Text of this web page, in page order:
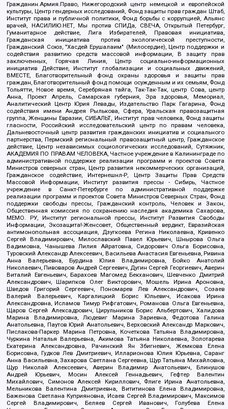
Гражданин.Армия.Право, Нижегородский центр немецкой и европейской
культуры, Центр гендерных исследований, Фонд защиты прав граждан Штаб,
Институт права и публичной политики, Фонд борьбы с коррупцией, Альянс
врачей, НАСИЛИЮ.НЕТ, Мы против СПИДа, СВЕЧА, Открытый Петербург,
Гуманитарное действие, Лига Избирателей, Правовая инициатива,
Гражданская инициатива против экологической преступности,
Гражданский Союз, "Хасдей Ерушалаим" (Милосердие), Центр поддержки и
содействия развитию средств массовой информации, В защиту прав
заключенных, Горячая Линия, Центр социально-информационных
инициатив Действие, Институт глобализации и социальных движений,
ВМЕСТЕ, Благотворительный фонд охраны здоровья и защиты прав
граждан, Благотворительный фонд помощи осужденным и их семьям, Фонд
Тольятти, Новое время, Серебряная тайга, Так-Так-Так, центр Сова, центр
Анна, Проект Апрель, Самарская губерния, Эра здоровья, Мемориал,
Аналитический Центр Юрия Левады, Издательство Парк Гагарина, Фонд
содействия имени Андрея Рылькова, Сфера, Уральская правозащитная
группа, Женщины Евразии, СИБАЛЬТ, Институт прав человека, Фонд защиты
гласности, Российский исследовательский центр по правам человека,
Дальневосточный центр развития гражданских инициатив и социального
партнерства, Пермский региональный правозащитный центр, Гражданское
действие, Центр независимых социологических исследований, Сутяжник,
АКАДЕМИЯ ПО ПРАВАМ ЧЕЛОВЕКА, Частное учреждение в Калининграде по
административной поддержке реализации программ и проектов Совета
Министров северных стран, Центр развития некоммерческих организаций,
Гражданское содействие, Интернешнл-Р, Центр Защиты Прав Средств
Массовой Информации, Институт развития прессы - Сибирь, Частное
учреждение в Санкт-Петербурге по административной поддержке
реализации программ и проектов Совета Министров Северных Стран, Фонд
поддержки свободы прессы, Гражданский контроль, Человек и Закон,
Общественная комиссия по сохранению наследия академика Сахарова,
МЕМО. РУ, Институт региональной прессы, Институт Развития Свободы
Информации, Экозащита!-Женсовет, Общественный вердикт, Евразийская
антимонопольная ассоциация, Дзугкоева Регина Николаевна, Кривенко
Сергей Владимирович, Милославский Павел Юрьевич, Шнырова Ольга
Вадимовна, Чанышева Лилия Айратовна, Сидорович Ольга Борисовна,
Туровский Александр Алексеевич, Васильева Анастасия Евгеньевна, Ривина
Анна Валерьевна, Бурдина Юлия Владимировна, Бойко Анатолий
Николаевич, Пивоваров Андрей Сергеевич, Дугин Сергей Георгиевич, Аверин
Виталий Евгеньевич, Барахоев Магомед Бекханович, Шевченко Дмитрий
Александрович, Шарипков Олег Викторович, Мошель Ирина Ароновна,
Шведов Григорий Сергеевич, Пономарев Лев Александрович, Созаев
Валерий Валерьевич, Каргалицкий Борис Юльевич, Исакова Ирина
Александровна, Исламов Тимур Рифгатович, Романова Ольга Евгеньевна,
Щаров Сергей Алексадрович, Цирульников Борис Альбертович, Халидова
Марина Владимировна, Людевиг Марина Зариевна, Федотова Галина
Анатольевна, Паутов Юрий Анатольевич, Верховский Александр Маркович,
Пислакова-Паркер Марина Петровна, Кочеткова Татьяна Владимировна,
Чуркина Наталья Валерьевна, Акимова Татьяна Николаевна, Золотарева
Екатерина Александровна, Рачинский Ян Збигневич, Жемкова Елена
Борисовна, Гудков Лев Дмитриевич, Илларионова Юлия Юрьевна, Саранг
Анна Васильевна, Захарова Светлана Сергеевна, Щур Татьяна Михайловна,
Щур Николай Алексеевич, Аверин Владимир Анатольевич, Блинушов
Андрей Юрьевич, Мосин Алексей Геннадьевич, Гефтер Валентин
Михайлович, Симонов Алексей Кириллович, Флиге Ирина Анатольевна,
Мельникова Валентина Дмитриевна, Вититинова Елена Владимировна,
Баженова Светлана Куприяновна, Исаев Сергей Владимирович, Максимов
Сергей Владимирович, Беляев Сергей Иванович, Голубева Елена